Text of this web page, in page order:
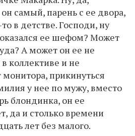
самый, парень с ее двора,
в детстве. Господи, ну
ее шефом? Может
А может он ее не
в коллективе и не
монитора, прикинуться
у нее по мужу, вместо
блондинка, он ее
да и столько времени
лет без малого.